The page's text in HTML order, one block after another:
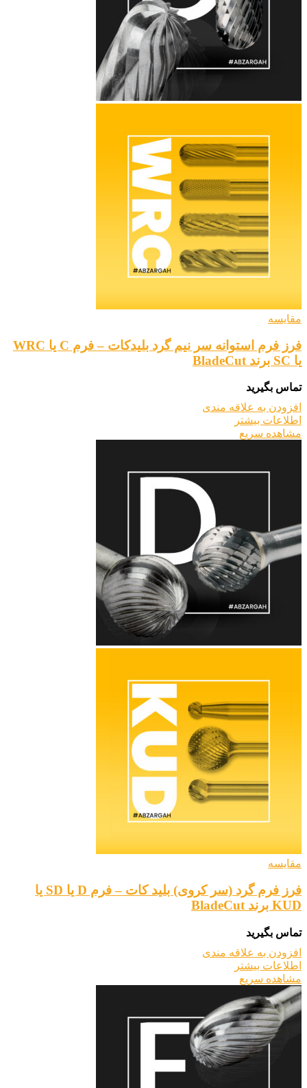
مقایسه
فرز فرم استوانه سر نیم گرد بلیدکات – فرم C یا WRC
یا SC برند BladeCut
تماس بگیرید
افزودن به علاقه مندی
اطلاعات بیشتر
مشاهده سریع
مقایسه
فرز فرم گرد (سر کروی) بلید کات – فرم D یا SD یا
KUD برند BladeCut
تماس بگیرید
افزودن به علاقه مندی
اطلاعات بیشتر
مشاهده سریع